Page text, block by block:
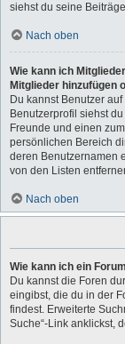
siehst du seine
Nach oben
Wie kann ich
Mitglieder hinzufügen
Du kannst Benutzer
Benutzerprofil siehst
Freunde und einen
persönlichen Bereich
deren Benutzernamen
von den Listen
Nach oben
Wie kann ich ein
Du kannst die Foren
eingibst, die du in der
findest. Erweiterte
Suche“-Link anklickst,